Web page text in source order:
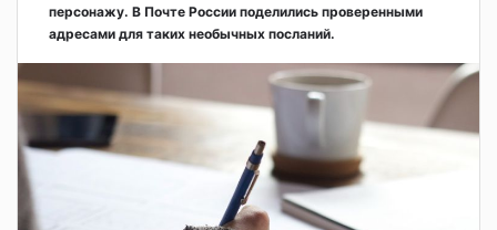
персонажу. В Почте России поделились проверенными
адресами для таких необычных посланий.